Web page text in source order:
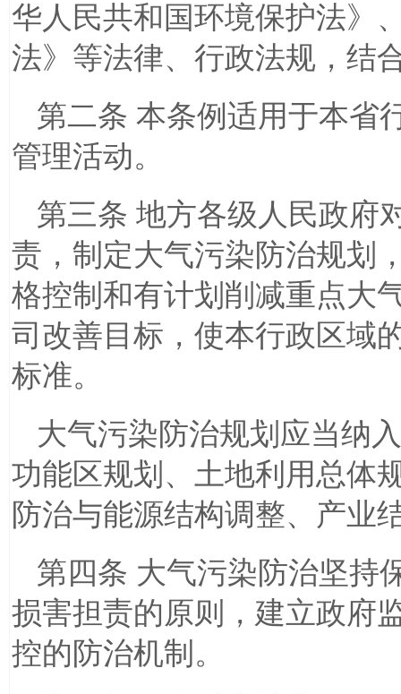
华人民共和国环境保护法》
法》等法律、行政法规，结
第二条 本条例适用于本省
管理活动。
第三条 地方各级人民政府
责，制定大气污染防治规划
格控制和有计划削减重点大
司改善目标，使本行政区域
标准。
大气污染防治规划应当纳
功能区规划、土地利用总体
防治与能源结构调整、产业
第四条 大气污染防治坚持
损害担责的原则，建立政府
控的防治机制。